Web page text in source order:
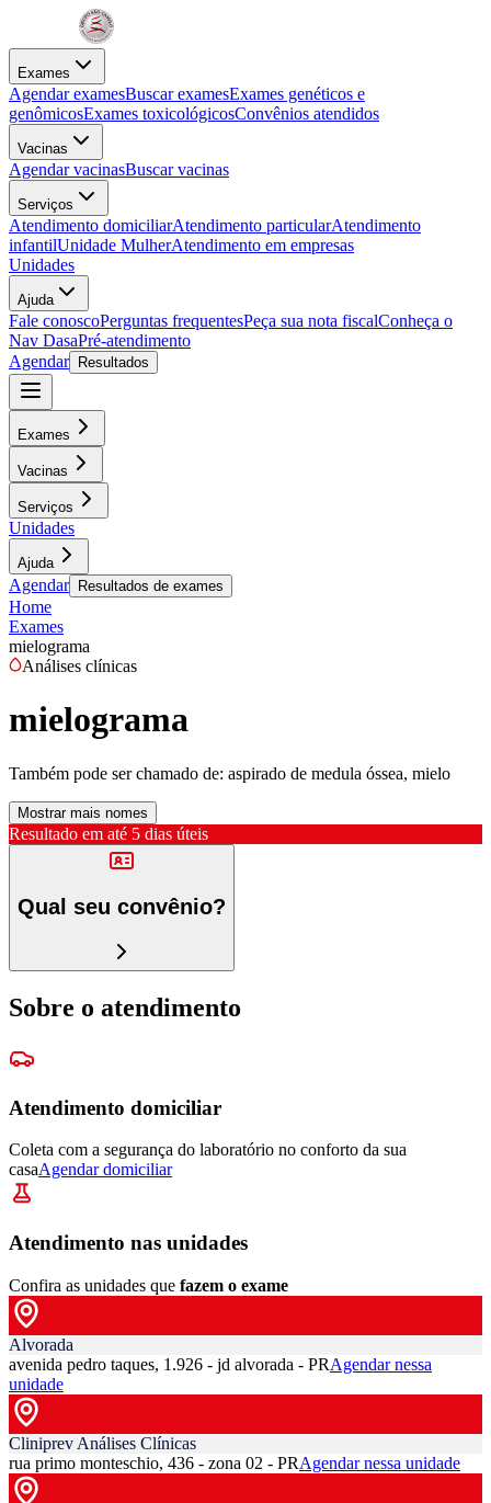
Exames
Agendar examesBuscar examesExames genéticos e
genômicosExames toxicológicosConvênios atendidos
Vacinas
Agendar vacinasBuscar vacinas
Serviços
Atendimento domiciliarAtendimento particularAtendimento
infantilUnidade MulherAtendimento em empresas
Unidades
Ajuda
Fale conoscoPerguntas frequentesPeça sua nota fiscalConheça o
Nav DasaPré-atendimento
Agendar
Resultados
Exames
Vacinas
Serviços
Unidades
Ajuda
Agendar Resultados de exames
Home
Exames
mielograma
Análises clínicas
mielograma
Também pode ser chamado de: aspirado de medula óssea, mielo
Mostrar mais nomes
Resultado em até 5 dias úteis
Qual seu convênio?
Sobre o atendimento
Atendimento domiciliar
Coleta com a segurança do laboratório no conforto da sua
casaAgendar domiciliar
Atendimento nas unidades
Confira as unidades que fazem o exame
Alvorada
avenida pedro taques, 1.926 - jd alvorada - PRAgendar nessa
unidade
Cliniprev Análises Clínicas
rua primo monteschio, 436 - zona 02 - PRAgendar nessa unidade